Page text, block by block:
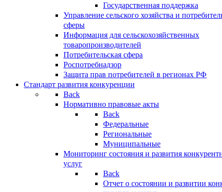
Государственная поддержка
Управление сельского хозяйства и
сферы
Информация для сельскохозяйственных
товаропроизводителей
Потребительская сфера
Роспотребнадзор
Защита прав потребителей в регионах РФ
Стандарт развития конкуренции
Back
Нормативно правовые акты
Back
Федеральные
Региональные
Муниципальные
Мониторинг состояния и развития
услуг
Back
Отчет о состоянии и развитии